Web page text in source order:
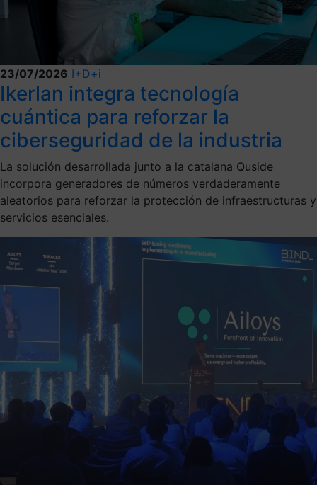
23/07/2026 I+D+i
Ikerlan integra tecnología
cuántica para reforzar la
ciberseguridad de la industria
La solución desarrollada junto a la catalana Quside
incorpora generadores de números verdaderamente
aleatorios para reforzar la protección de infraestructuras y
servicios esenciales.